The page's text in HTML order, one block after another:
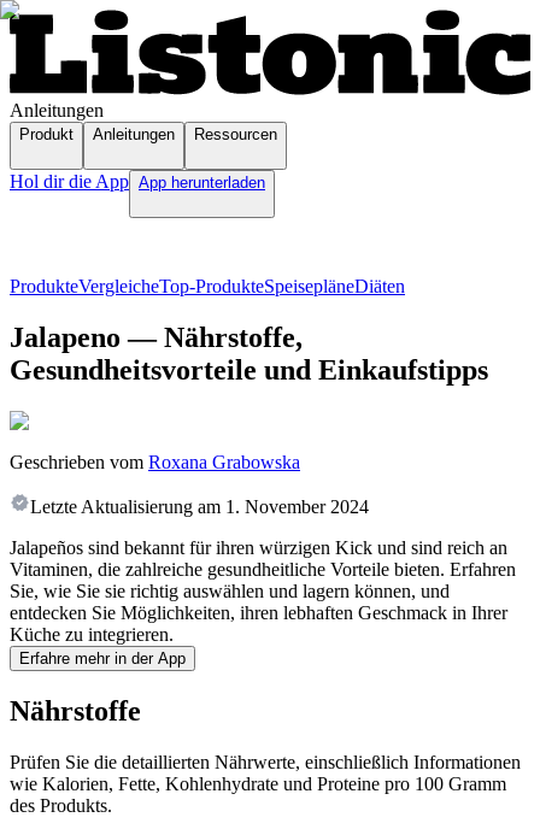
Anleitungen
Produkt Anleitungen Ressourcen
Hol dir die App App herunterladen
ProdukteVergleicheTop-ProdukteSpeisepläneDiäten
Jalapeno — Nährstoffe,
Gesundheitsvorteile und Einkaufstipps
Geschrieben vom Roxana Grabowska
Letzte Aktualisierung am 1. November 2024
Jalapeños sind bekannt für ihren würzigen Kick und sind reich an
Vitaminen, die zahlreiche gesundheitliche Vorteile bieten. Erfahren
Sie, wie Sie sie richtig auswählen und lagern können, und
entdecken Sie Möglichkeiten, ihren lebhaften Geschmack in Ihrer
Küche zu integrieren.
Erfahre mehr in der App
Nährstoffe
Prüfen Sie die detaillierten Nährwerte, einschließlich Informationen
wie Kalorien, Fette, Kohlenhydrate und Proteine pro 100 Gramm
des Produkts.